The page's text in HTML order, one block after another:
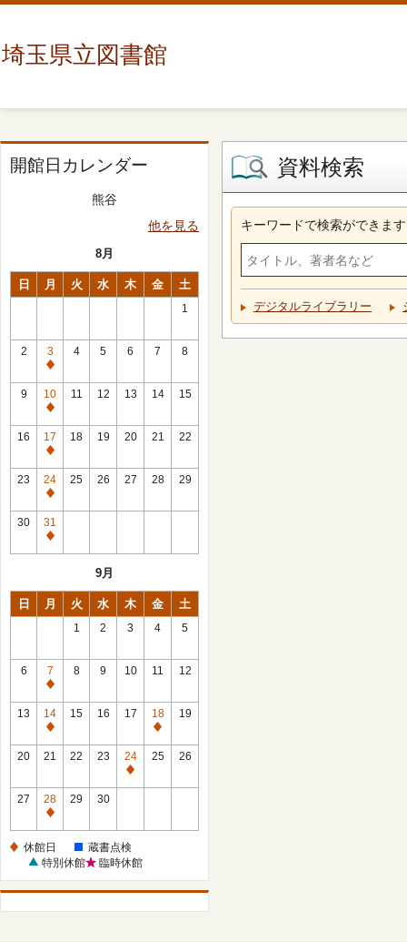
埼玉県立図書館
開館日カレンダー
熊谷
他を見る
8月
日 月 火 水 木 金 土
1
2
3
休
館
日
4 5 6 7 8
9
10
休
館
日
11 12 13 14 15
16
17
休
館
日
18 19 20 21 22
23
24
休
館
日
25 26 27 28 29
30
31
休
9月
日 月 火 水 木 金 土
1 2 3 4 5
6
7
休
館
日
8 9 10 11 12
13
14
休
館
15 16 17
18
休
館
19
20 21 22 23
24
休
25 26
27
28
休
日
29 30
休館日
蔵書点検
特別休館
臨時休館
資料検索
キーワードで検索ができます
デジタルライブラリー